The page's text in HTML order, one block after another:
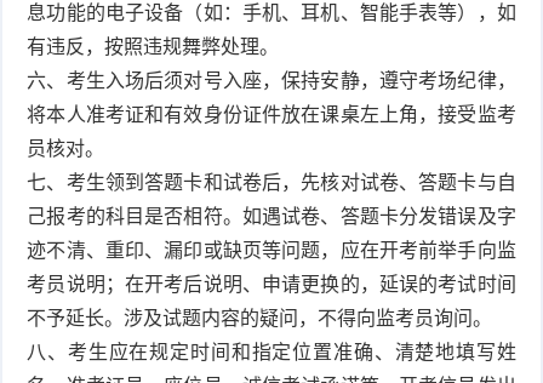
息功能的电子设备（如：手机、耳机、智能手表等），如
有违反，按照违规舞弊处理。
六、考生入场后须对号入座，保持安静，遵守考场纪律，
将本人准考证和有效身份证件放在课桌左上角，接受监考
员核对。
七、考生领到答题卡和试卷后，先核对试卷、答题卡与自
己报考的科目是否相符。如遇试卷、答题卡分发错误及字
迹不清、重印、漏印或缺页等问题，应在开考前举手向监
考员说明；在开考后说明、申请更换的，延误的考试时间
不予延长。涉及试题内容的疑问，不得向监考员询问。
八、考生应在规定时间和指定位置准确、清楚地填写姓